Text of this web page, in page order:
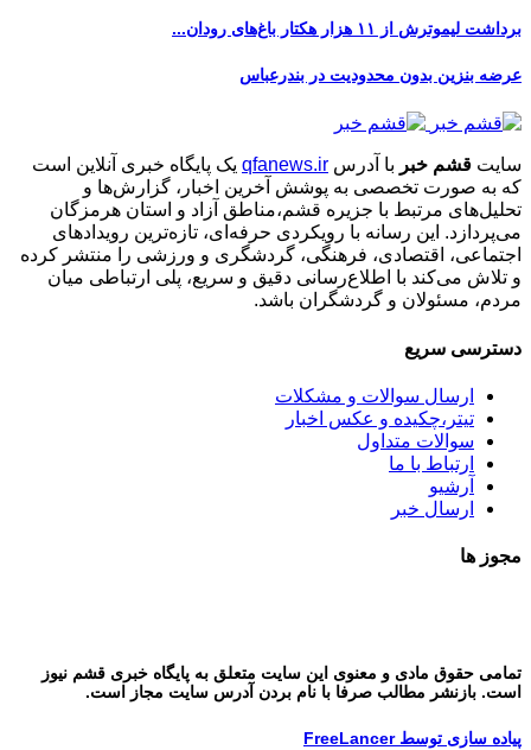
برداشت لیموترش از ۱۱ هزار هکتار باغ‌های رودان...
عرضه بنزین بدون محدودیت در بندرعباس
سایت قشم خبر با آدرس qfanews.ir یک پایگاه خبری آنلاین است
که به صورت تخصصی به پوشش آخرین اخبار، گزارش‌ها و
تحلیل‌های مرتبط با جزیره قشم،مناطق آزاد و استان هرمزگان
می‌پردازد. این رسانه با رویکردی حرفه‌ای، تازه‌ترین رویدادهای
اجتماعی، اقتصادی، فرهنگی، گردشگری و ورزشی را منتشر کرده
و تلاش می‌کند با اطلاع‌رسانی دقیق و سریع، پلی ارتباطی میان
مردم، مسئولان و گردشگران باشد.
دسترسی سریع
ارسال سوالات و مشکلات
تیتر،چکیده و عکس اخبار
سوالات متداول
ارتباط با ما
آرشیو
ارسال خبر
مجوز ها
تمامی حقوق مادی و معنوی این سایت متعلق به پایگاه خبری قشم نیوز
است. بازنشر مطالب صرفا با نام بردن آدرس سایت مجاز است.
پیاده سازی توسط FreeLancer